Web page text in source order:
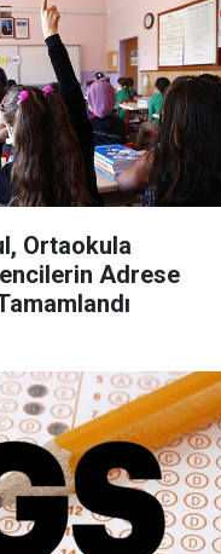
Ortaokula
Adrese